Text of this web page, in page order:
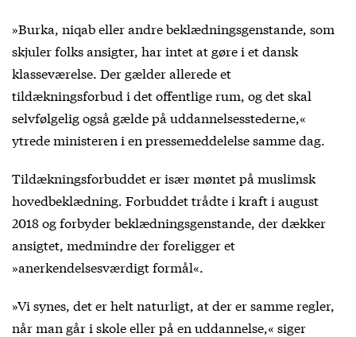
»Burka, niqab eller andre beklædningsgenstande, som
skjuler folks ansigter, har intet at gøre i et dansk
klasseværelse. Der gælder allerede et
tildækningsforbud i det offentlige rum, og det skal
selvfølgelig også gælde på uddannelsesstederne,«
ytrede ministeren i en pressemeddelelse samme dag.
Tildækningsforbuddet er især møntet på muslimsk
hovedbeklædning. Forbuddet trådte i kraft i august
2018 og forbyder beklædningsgenstande, der dækker
ansigtet, medmindre der foreligger et
»anerkendelsesværdigt formål«.
»Vi synes, det er helt naturligt, at der er samme regler,
når man går i skole eller på en uddannelse,« siger